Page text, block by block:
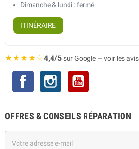
Dimanche & lundi : fermé
ITINÉRAIRE
★★★★☆4,4/5sur Google — voir les avis
Facebook Instagram
OFFRES & CONSEILS RÉPARATION